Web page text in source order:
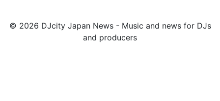
© 2026 DJcity Japan News - Music and news for DJs
and producers